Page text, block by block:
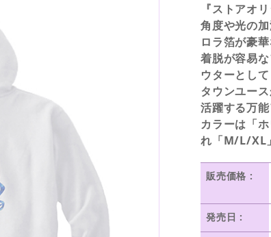
『ストアオ
角度や光の
ロラ箔が豪
着脱が容易
ウターとして
タウンユー
活躍する万能
カラーは「
れ「M/L/XL
販売価格 :
発売日 :